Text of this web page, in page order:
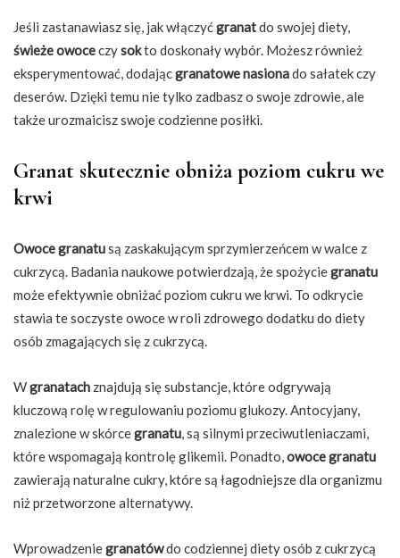
Jeśli zastanawiasz się, jak włączyćgranatdo swojej diety,
świeże owoceczysokto doskonały wybór. Możesz również
eksperymentować, dodającgranatowe nasionado sałatek czy
deserów. Dzięki temu nie tylko zadbasz o swoje zdrowie, ale
także urozmaicisz swoje codzienne posiłki.
Granat skutecznie obniża poziom cukru we
krwi
Owoce granatusą zaskakującym sprzymierzeńcem w walce z
cukrzycą. Badania naukowe potwierdzają, że spożyciegranatu
może efektywnie obniżać poziom cukru we krwi. To odkrycie
stawia te soczyste owoce w roli zdrowego dodatku do diety
osób zmagających się z cukrzycą.
Wgranatach znajdują się substancje, które odgrywają
kluczową rolę w regulowaniu poziomu glukozy. Antocyjany,
znalezione w skórcegranatu, są silnymi przeciwutleniaczami,
które wspomagają kontrolę glikemii. Ponadto,owoce granatu
zawierają naturalne cukry, które są łagodniejsze dla organizmu
niż przetworzone alternatywy.
Wprowadzeniegranatówdo codziennej diety osób z cukrzycą